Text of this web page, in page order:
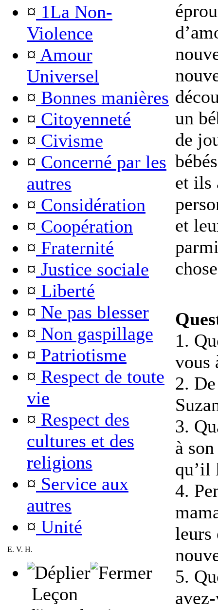
¤ 1La Non-
Violence
¤ Amour
Universel
¤ Bonnes manières
¤ Citoyenneté
¤ Civisme
¤ Concerné par les
autres
¤ Considération
¤ Coopération
¤ Fraternité
¤ Justice sociale
¤ Liberté
¤ Ne pas blesser
¤ Non gaspillage
¤ Patriotisme
¤ Respect de toute
vie
¤ Respect des
cultures et des
religions
¤ Service aux
autres
¤ Unité
E. V. H.
Leçon
un
de
et ils
et
1.
vous
2.
3.
à
qu’il
4.
leurs
5.